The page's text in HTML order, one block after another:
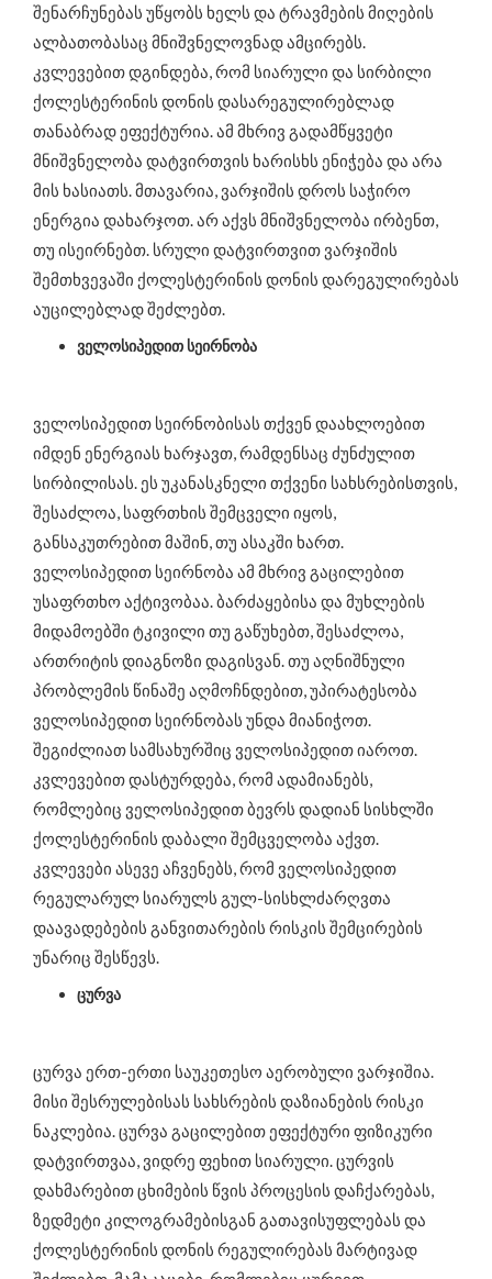
შენარჩუნებას უწყობს ხელს და ტრავმების მიღების
ალბათობასაც მნიშვნელოვნად ამცირებს.
კვლევებით დგინდება, რომ სიარული და სირბილი
ქოლესტერინის დონის დასარეგულირებლად
თანაბრად ეფექტურია. ამ მხრივ გადამწყვეტი
მნიშვნელობა დატვირთვის ხარისხს ენიჭება და არა
მის ხასიათს. მთავარია, ვარჯიშის დროს საჭირო
ენერგია დახარჯოთ. არ აქვს მნიშვნელობა ირბენთ,
თუ ისეირნებთ. სრული დატვირთვით ვარჯიშის
შემთხვევაში ქოლესტერინის დონის დარეგულირებას
აუცილებლად შეძლებთ.
ველოსიპედით სეირნობა
ველოსიპედით სეირნობისას თქვენ დაახლოებით
იმდენ ენერგიას ხარჯავთ, რამდენსაც ძუნძულით
სირბილისას. ეს უკანასკნელი თქვენი სახსრებისთვის,
შესაძლოა, საფრთხის შემცველი იყოს,
განსაკუთრებით მაშინ, თუ ასაკში ხართ.
ველოსიპედით სეირნობა ამ მხრივ გაცილებით
უსაფრთხო აქტივობაა. ბარძაყებისა და მუხლების
მიდამოებში ტკივილი თუ გაწუხებთ, შესაძლოა,
ართრიტის დიაგნოზი დაგისვან. თუ აღნიშნული
პრობლემის წინაშე აღმოჩნდებით, უპირატესობა
ველოსიპედით სეირნობას უნდა მიანიჭოთ.
შეგიძლიათ სამსახურშიც ველოსიპედით იაროთ.
კვლევებით დასტურდება, რომ ადამიანებს,
რომლებიც ველოსიპედით ბევრს დადიან სისხლში
ქოლესტერინის დაბალი შემცველობა აქვთ.
კვლევები ასევე აჩვენებს, რომ ველოსიპედით
რეგულარულ სიარულს გულ-სისხლძარღვთა
დაავადებების განვითარების რისკის შემცირების
უნარიც შესწევს.
ცურვა
ცურვა ერთ-ერთი საუკეთესო აერობული ვარჯიშია.
მისი შესრულებისას სახსრების დაზიანების რისკი
ნაკლებია. ცურვა გაცილებით ეფექტური ფიზიკური
დატვირთვაა, ვიდრე ფეხით სიარული. ცურვის
დახმარებით ცხიმების წვის პროცესის დაჩქარებას,
ზედმეტი კილოგრამებისგან გათავისუფლებას და
ქოლესტერინის დონის რეგულირებას მარტივად